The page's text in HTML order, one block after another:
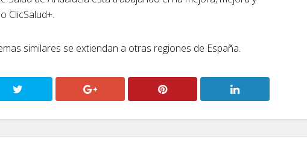
ClicSalud+.
similares se extiendan a otras regiones de España.